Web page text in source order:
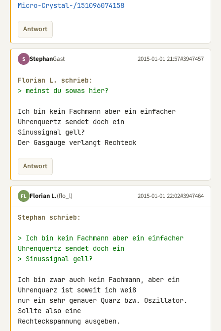
Micro-Crystal-/151096074158
Antwort
S StephanGast 2015-01-01 21:57#3947457
Florian L. schrieb:
> meinst du sowas hier?
Ich bin kein Fachmann aber ein einfacher
Uhrenquertz sendet doch ein
Sinussignal gell?
Der Gasgauge verlangt Rechteck
Antwort
FL Florian L.(flo_l) 2015-01-01 22:02#3947464
Stephan schrieb:
> Ich bin kein Fachmann aber ein einfacher
Uhrenquertz sendet doch ein
> Sinussignal gell?
Ich bin zwar auch kein Fachmann, aber ein
Uhrenquarz ist soweit ich weiß
nur ein sehr genauer Quarz bzw. Oszillator.
Sollte also eine
Rechteckspannung ausgeben.